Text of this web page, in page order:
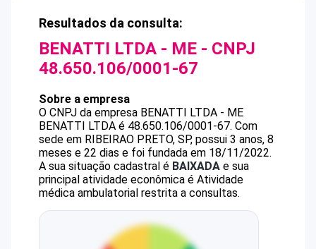
Resultados da consulta:
BENATTI LTDA - ME - CNPJ
48.650.106/0001-67
Sobre a empresa
O CNPJ da empresa BENATTI LTDA - ME
BENATTI LTDA é 48.650.106/0001-67. Com
sede em RIBEIRAO PRETO, SP, possui 3 anos, 8
meses e 22 dias e foi fundada em 18/11/2022.
A sua situação cadastral é BAIXADA e sua
principal atividade econômica é Atividade
médica ambulatorial restrita a consultas.